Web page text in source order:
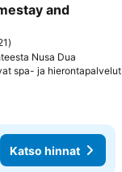
and
Nusa Dua
spa- ja hierontapalvelut
Katso hinnat